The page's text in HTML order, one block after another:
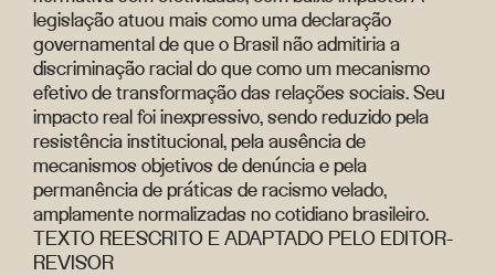
legislação atuou mais como uma declaração
governamental de que o Brasil não admitiria a
discriminação racial do que como um mecanismo
efetivo de transformação das relações sociais. Seu
impacto real foi inexpressivo, sendo reduzido pela
resistência institucional, pela ausência de
mecanismos objetivos de denúncia e pela
permanência de práticas de racismo velado,
amplamente normalizadas no cotidiano brasileiro.
TEXTO REESCRITO E ADAPTADO PELO EDITOR-
REVISOR